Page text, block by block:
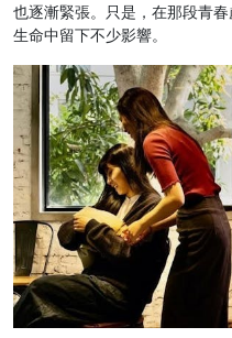
也逐漸緊張。只是，在那段青
生命中留下不少影響。